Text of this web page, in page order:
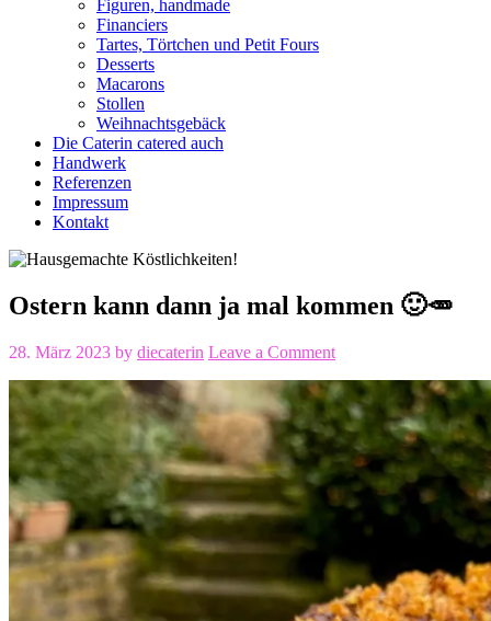
Figuren, handmade
Financiers
Tartes, Törtchen und Petit Fours
Desserts
Macarons
Stollen
Weihnachtsgebäck
Die Caterin catered auch
Handwerk
Referenzen
Impressum
Kontakt
Ostern kann dann ja mal kommen 🙂🥕
28. März 2023 by diecaterin Leave a Comment